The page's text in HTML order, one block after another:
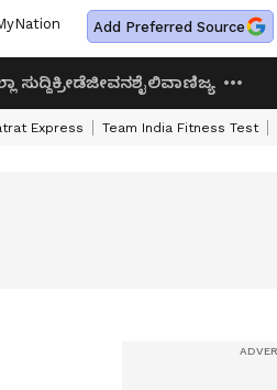
Add Preferred Source
ಸುದ್ದಿಕ್ರೀಡೆಜೀವನಶೈಲಿವಾಣಿಜ್ಯ
Express Team India Fitness Test